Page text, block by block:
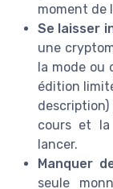
moment de
Se laisser
une
la mode
édition
cours et
lancer.
Manquer
seule